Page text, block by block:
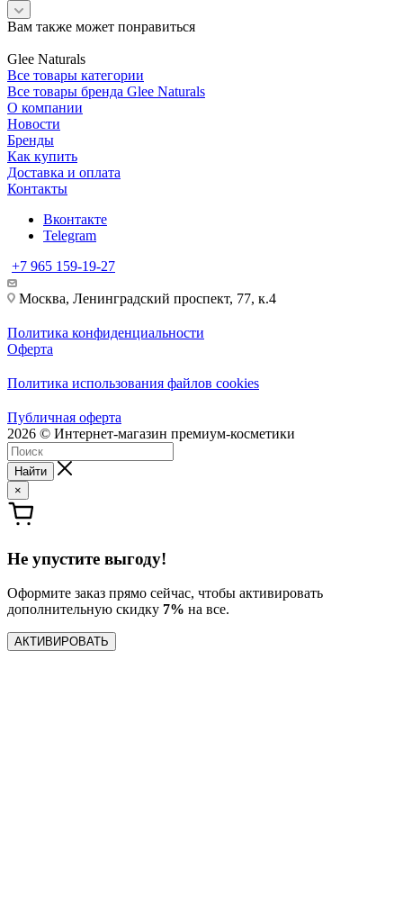
Вам также может понравиться
Glee Naturals
Все товары категории
Все товары бренда Glee Naturals
О компании
Новости
Бренды
Как купить
Доставка и оплата
Контакты
Вконтакте
Telegram
+7 965 159-19-27
Москва, Ленинградский проспект, 77, к.4
Политика конфиденциальности
Оферта
Политика использования файлов cookies
Публичная оферта
2026 © Интернет-магазин премиум-косметики
Найти
×
Не упустите выгоду!
Оформите заказ прямо сейчас, чтобы активировать
дополнительную скидку 7% на все.
АКТИВИРОВАТЬ